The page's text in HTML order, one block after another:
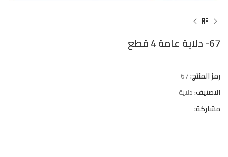
67- دلاية عامة 4 قطع
رمز المنتج:67
التصنيف:دلاية
مشاركة: